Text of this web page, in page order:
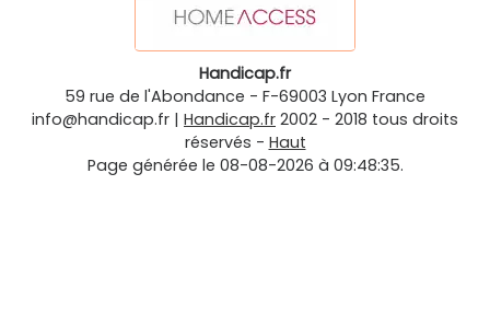
Handicap.fr
59 rue de l'Abondance - F-69003 Lyon France
info@handicap.fr | Handicap.fr 2002 - 2018 tous droits
réservés - Haut
Page générée le 08-08-2026 à 09:48:35.